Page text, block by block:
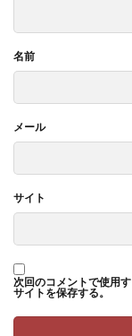
名前
メール
サイト
次回のコメントで使用
サイトを保存する。